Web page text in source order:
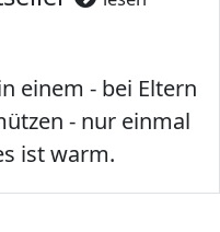
einem - bei Eltern
- nur einmal
ist warm.